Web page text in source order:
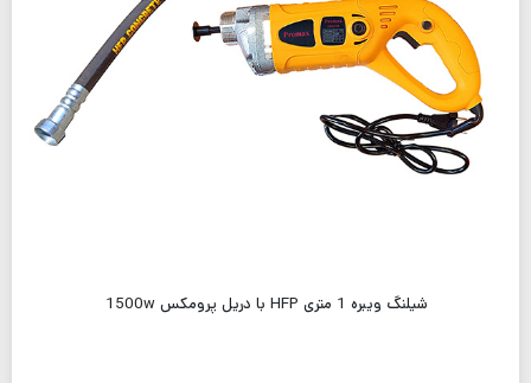
شیلنگ ویبره 1 متری HFP با دریل پرومکس 1500w